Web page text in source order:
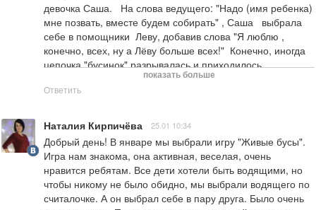
девочка Саша.   На слова ведущего: "Надо (имя ребенка)
мне позвать, вместе будем собирать" , Саша   выбрала
себе в помощники  Леву, добавив слова "Я люблю ,
конечно, всех, ну а Лёву больше всех!"  Конечно, иногда
цепочка "бусинок" разрывалась и приходилось
напоминать детям, что "бусинки" не расцепляются и
продолжают собирать всех остальных.  Ведущие  Саша и
поймаем!" , а убегающие "бусинки"  разбегались по снегу
и в ответ кричали: "Не догоните, не догоните!"
Несомненно, эта игра заряжает позитивом всех детей, а
так же   развивает коммуникативные навыки общения,
эмоциональную отзывчивость, внимание, и ловкость.
Несомненно, эта игра очень хорошая, так как еще и учит
детей работать в команде!
показать больше
Ответить
Наталия Кирпичёва 25.01 10:34
Добрый день! В январе мы выбрали игру "Живые бусы".
Игра нам знакома, она активная, веселая, очень
нравится ребятам. Все дети хотели быть водящими, но
чтобы никому не было обидно, мы выбрали водящего по
считалочке. А он выбрал себе в пару друга. Было очень